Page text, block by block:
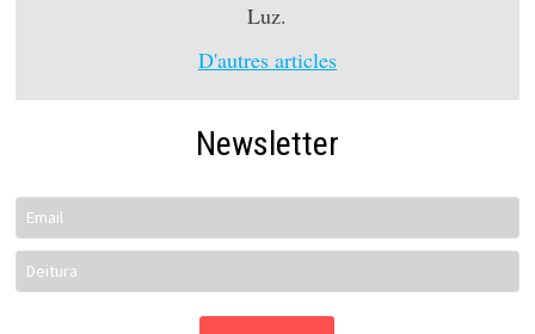
Luz.
D'autres articles
Newsletter